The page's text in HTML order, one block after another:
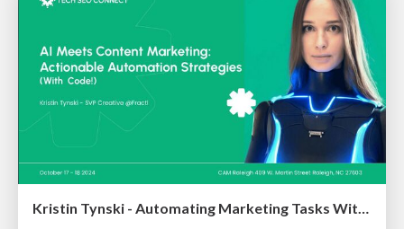
Kristin Tynski - Automating Marketing Tasks With AI